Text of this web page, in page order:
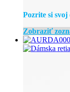
Pozrite si
Zobraziť